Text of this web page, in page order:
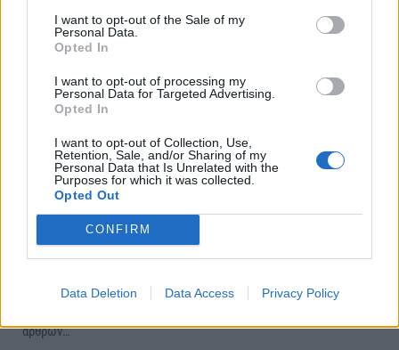
I want to opt-out of the Sale of my
Personal Data.
Opted In
I want to opt-out of processing my
Personal Data for Targeted Advertising.
Opted In
I want to opt-out of Collection, Use,
Retention, Sale, and/or Sharing of my
Personal Data that Is Unrelated with the
Purposes for which it was collected.
Opted Out
CONFIRM
Data Deletion Data Access Privacy Policy
Πρόσκληση Δημοτικής Κοινότητας Βέροιας
ΒΕΡΟΙΑ Τετάρτη, 15 Απριλίου 2026 12:59 ΜΜ Ο Πολίτης
Σύμφωνα με τις διατάξεις του άρθρου 79 του Ν.3852/2010, όπως
άρθρων…